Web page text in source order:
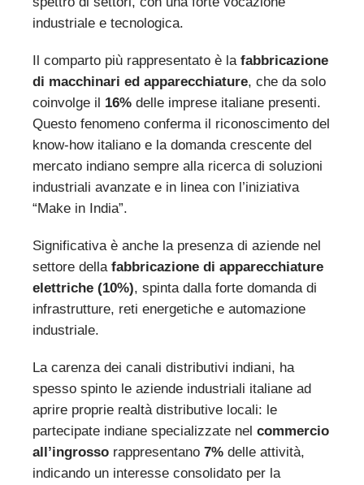
industriale e tecnologica.
Il comparto più rappresentato è la fabbricazione
di macchinari ed apparecchiature, che da solo
coinvolge il 16%delle imprese italiane presenti.
Questo fenomeno conferma il riconoscimento del
know-how italiano e la domanda crescente del
mercato indiano sempre alla ricerca di soluzioni
industriali avanzate e in linea con l’iniziativa
“Make in India”.
Significativa è anche la presenza di aziende nel
settore dellafabbricazione di apparecchiature
elettriche (10%), spinta dalla forte domanda di
infrastrutture, reti energetiche e automazione
industriale.
La carenza dei canali distributivi indiani, ha
spesso spinto le aziende industriali italiane ad
aprire proprie realtà distributive locali: le
partecipate indiane specializzate nel commercio
all’ingrossorappresentano 7%delle attività,
indicando un interesse consolidato per la